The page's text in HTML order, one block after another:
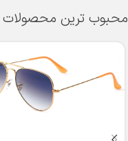
محبوب ترین محصولات